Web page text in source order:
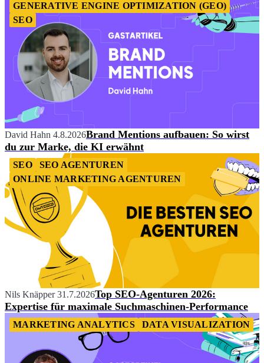
GENERATIVE ENGINE OPTIMIZATION (GEO)
SEO
David Hahn 4.8.2026Brand Mentions aufbauen: So wirst
du zur Marke, die KI erwähnt
SEO
SEO AGENTUREN
ONLINE MARKETING AGENTUREN
Nils Knäpper 31.7.2026Top SEO-Agenturen 2026:
Expertise für maximale Suchmaschinen-Performance
MARKETING ANALYTICS DATA VISUALIZATION